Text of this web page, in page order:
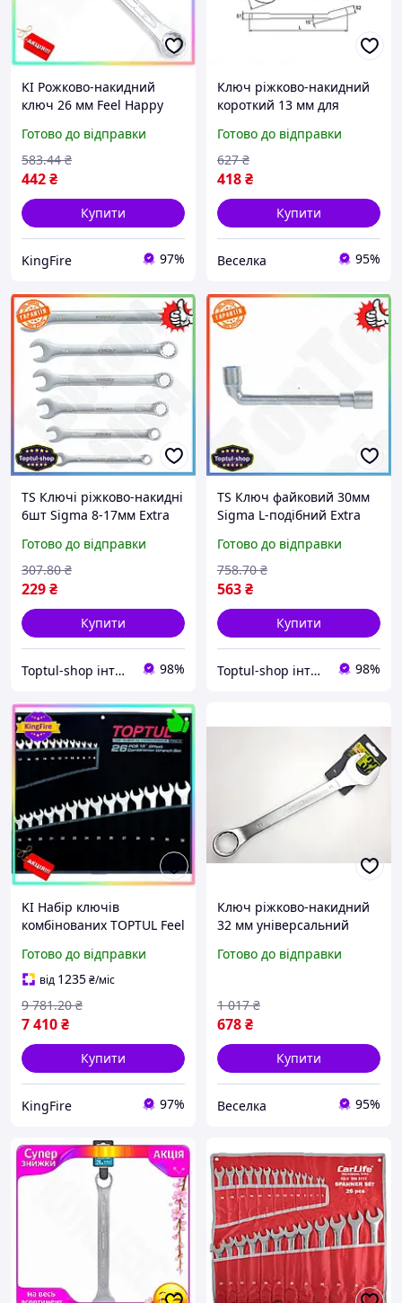
KI Рожково-накидний
ключ 26 мм Feel Happy
інструмент для механіків
та автолюбителів ключ
для FIR41_R
Готово до відправки
442₴
583.44 ₴
Купити
KingFire 97%
Ключ ріжково-накидний
короткий 13 мм для
просторі механіків і
автосервісів FLAME
Готово до відправки
418₴
627 ₴
Купити
Веселка 95%
TS Ключі ріжково-накидні
6шт Sigma 8-17мм Extra
інструментів для авто
ремонту SHT55_Q
Готово до відправки
229₴
307.80 ₴
Купити
Toptul-shop інтернет магазин 98%
TS Ключ файковий 30мм
Sigma L-подібний Extra
різьбових з'єднань
інструмент для механіків
SHT55_Q
Готово до відправки
563₴
758.70 ₴
Купити
Toptul-shop інтернет магазин 98%
KI Набір ключів
комбінованих TOPTUL Feel
ріжково-накидні ключі
для механіків та
автолюбителі FIR41_R
Готово до відправки
від 1235₴/міс
7 410₴
9 781.20 ₴
Купити
KingFire 97%
Ключ ріжково-накидний
32 мм універсальний
будівельників для
відкручування FLAME
Готово до відправки
678₴
1 017 ₴
Купити
Веселка 95%